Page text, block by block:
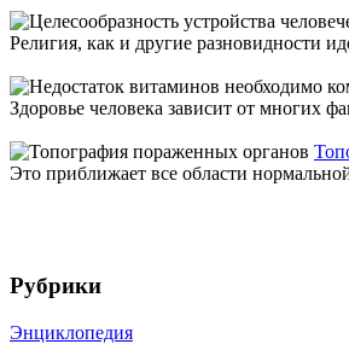
Религия, как и другие разновидности
Здоровье человека зависит от многих
Это приближает все области
Рубрики
Энциклопедия